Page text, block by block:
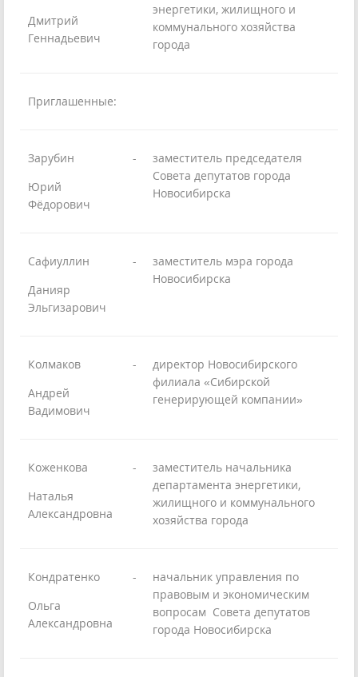
Дмитрий
Геннадьевич
энергетики, жилищного и
коммунального хозяйства
города
Приглашенные:
Зарубин
Юрий
Фёдорович
-
заместитель председателя
Совета депутатов города
Новосибирска
Сафиуллин
Данияр
Эльгизарович
-
заместитель мэра города
Новосибирска
Колмаков
Андрей
Вадимович
-
директор Новосибирского
филиала «Сибирской
генерирующей компании»
Коженкова
Наталья
Александровна
-
заместитель начальника
департамента энергетики,
жилищного и коммунального
хозяйства города
Кондратенко
Ольга
Александровна
-
начальник управления по
правовым и экономическим
вопросам Совета депутатов
города Новосибирска